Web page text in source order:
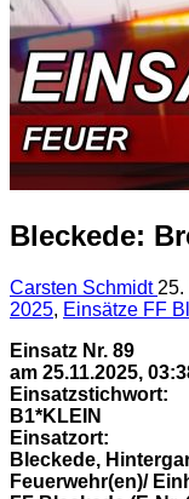
Bleckede:
Carsten Schmidt 25.
2025, Einsätze FF
Einsatz Nr. 89
am 25.11.2025,
Einsatzstichwort:
B1*KLEIN
Einsatzort:
Bleckede,
Feuerwehr(en)/